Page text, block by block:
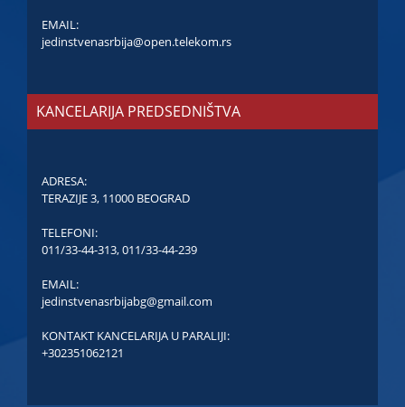
EMAIL:
jedinstvenasrbija@open.telekom.rs
KANCELARIJA PREDSEDNIŠTVA
ADRESA:
TERAZIJE 3, 11000 BEOGRAD
TELEFONI:
011/33-44-313,011/33-44-239
EMAIL:
jedinstvenasrbijabg@gmail.com
KONTAKT KANCELARIJA U PARALIJI:
+302351062121